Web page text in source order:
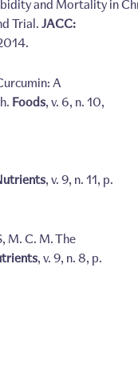
and Mortality in
Trial.JACC:
A
Foods, v. 6, n. 10,
, v. 9, n. 11, p.
M. C. M. The
, v. 9, n. 8, p.